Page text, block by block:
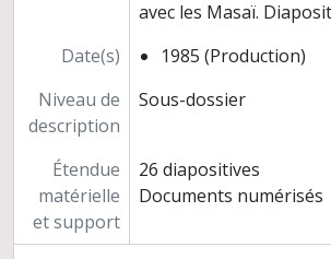
avec les Masaï.
Date(s)
1985 (Production)
Niveau de
description
Sous-dossier
Étendue
matérielle
et support
26 diapositives
Documents numérisés